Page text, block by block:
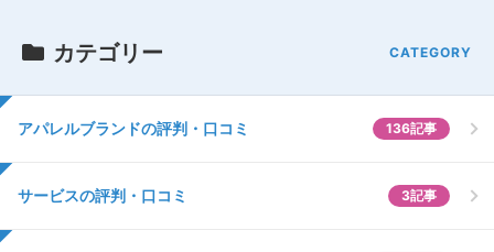
カテゴリー
アパレルブランドの評判・口コミ 136記事
サービスの評判・口コミ 3記事